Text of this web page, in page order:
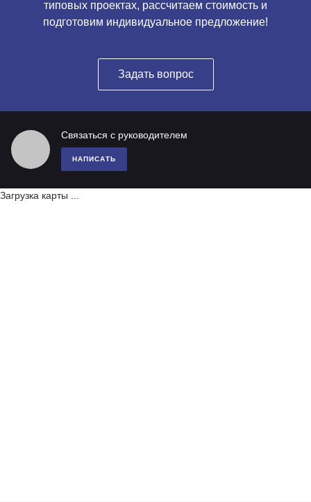
типовых проектах, рассчитаем стоимость и
подготовим индивидуальное предложение!
Задать вопрос
Связаться с руководителем
НАПИСАТЬ
Загрузка карты ...